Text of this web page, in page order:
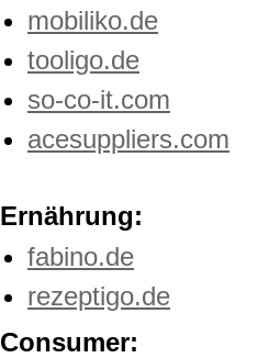
mobiliko.de
tooligo.de
so-co-it.com
acesuppliers.com
Ernährung:
fabino.de
rezeptigo.de
Consumer: